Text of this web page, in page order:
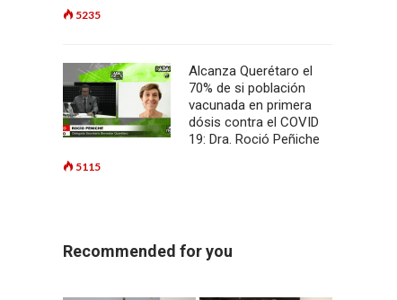
5235
Alcanza Querétaro el
70% de si población
vacunada en primera
dósis contra el COVID
19: Dra. Roció Peñiche
5115
Recommended for you